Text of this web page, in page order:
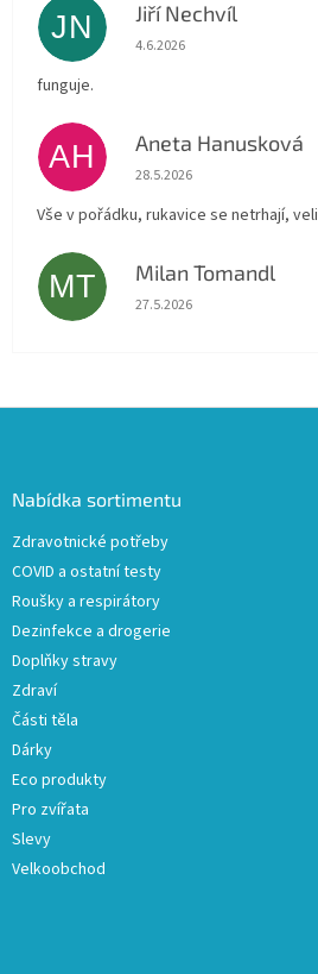
JN Jiří Nechvíl
Hodnocení obchodu je 5 z
4.6.2026
funguje.
AH Aneta Hanusková
Hodnocení obchodu je 5 z
28.5.2026
Vše v pořádku, rukavice se netrhají,
MT Milan Tomandl
Hodnocení obchodu je 5 z
27.5.2026
Nabídka sortimentu
Zdravotnické potřeby
COVID a ostatní testy
Roušky a respirátory
Dezinfekce a drogerie
Doplňky stravy
Zdraví
Části těla
Dárky
Eco produkty
Pro zvířata
Slevy
Velkoobchod